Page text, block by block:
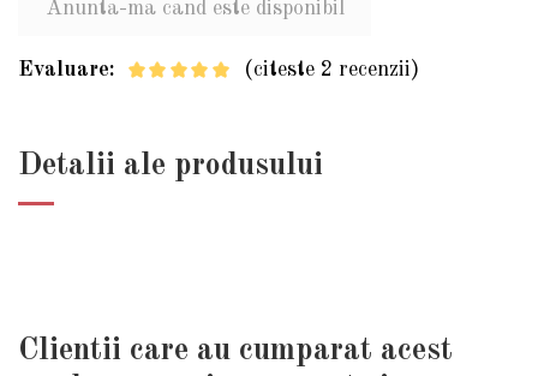
Evaluare: (citeste 2 recenzii)
Detalii ale produsului
Clientii care au cumparat acest